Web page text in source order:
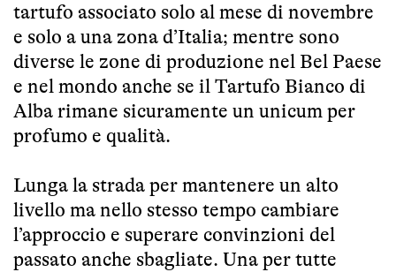
tartufo associato solo al mese di novembre
e solo a una zona d’Italia; mentre sono
diverse le zone di produzione nel Bel Paese
e nel mondo anche se il Tartufo Bianco di
Alba rimane sicuramente un unicum per
profumo e qualità.
Lunga la strada per mantenere un alto
livello ma nello stesso tempo cambiare
l’approccio e superare convinzioni del
passato anche sbagliate. Una per tutte